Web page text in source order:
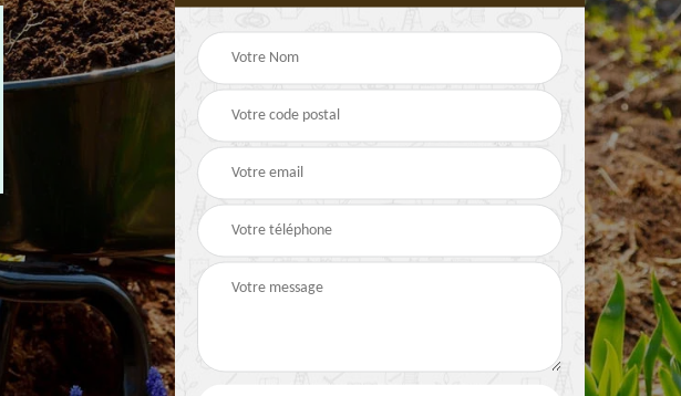
Entreprise de
Pose de gazon en
rouleau 63
Paysagiste 63